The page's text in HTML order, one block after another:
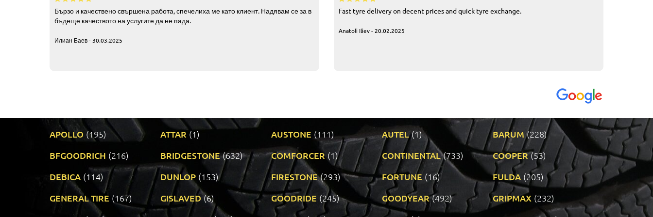
Бързо и качествено свършена работа, спечелиха ме като клиент. Надявам се за в
бъдеще качеството на услугите да не пада.
Илиан Баев - 30.03.2025
Fast tyre delivery on decent prices and quick tyre exchange.
Anatoli Iliev - 20.02.2025
APOLLO (195) ATTAR (1) AUSTONE (111) AUTEL (1) BARUM (228)
BFGOODRICH (216) BRIDGESTONE (632) COMFORCER (1) CONTINENTAL (733) COOPER (53)
DEBICA (114) DUNLOP (153) FIRESTONE (293) FORTUNE (16) FULDA (205)
GENERAL TIRE (167) GISLAVED (6) GOODRIDE (245) GOODYEAR (492) GRIPMAX (232)